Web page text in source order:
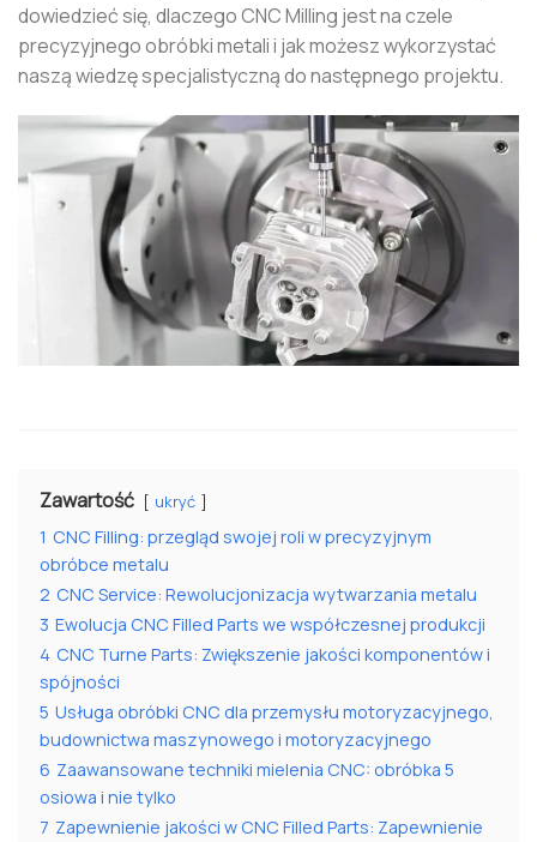
dowiedzieć się, dlaczego CNC Milling jest na czele
precyzyjnego obróbki metali i jak możesz wykorzystać
naszą wiedzę specjalistyczną do następnego projektu.
Zawartość ukryć
1 CNC Filling: przegląd swojej roli w precyzyjnym
obróbce metalu
2 CNC Service: Rewolucjonizacja wytwarzania metalu
3 Ewolucja CNC Filled Parts we współczesnej produkcji
4 CNC Turne Parts: Zwiększenie jakości komponentów i
spójności
5 Usługa obróbki CNC dla przemysłu motoryzacyjnego,
budownictwa maszynowego i motoryzacyjnego
6 Zaawansowane techniki mielenia CNC: obróbka 5
osiowa i nie tylko
7 Zapewnienie jakości w CNC Filled Parts: Zapewnienie